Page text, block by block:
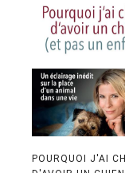
POURQUOI J'AI